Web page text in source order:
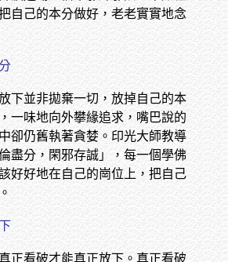
自己的本分做好，老老實實地念
下並非拋棄一切，放掉自己的本
一味地向外攀緣追求，嘴巴說的
卻仍舊執著貪婪。印光大師教導
盡分，閑邪存誠」，每一個學佛
好好地在自己的崗位上，把自己
正看破才能真正放下。真正看破